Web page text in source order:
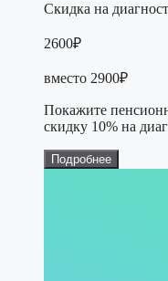
Скидка на
2600₽
вместо 2900₽
Покажите
скидку 10% на
Подробнее